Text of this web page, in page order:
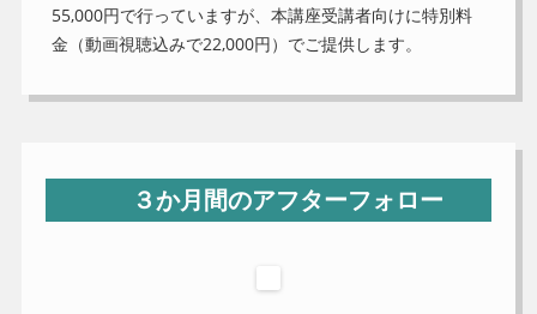
55,000円で行っていますが、本講座受講者向けに特別料
金（動画視聴込みで22,000円）でご提供します。
３か月間のアフターフォロー